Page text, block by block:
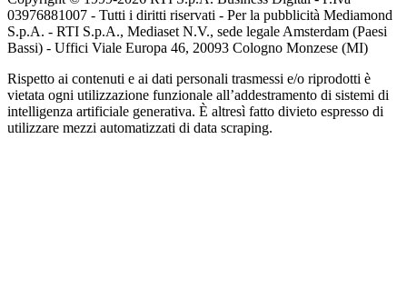
03976881007 - Tutti i diritti riservati - Per la pubblicità Mediamond
S.p.A. - RTI S.p.A., Mediaset N.V., sede legale Amsterdam (Paesi
Bassi) - Uffici Viale Europa 46, 20093 Cologno Monzese (MI)
Rispetto ai contenuti e ai dati personali trasmessi e/o riprodotti è
vietata ogni utilizzazione funzionale all’addestramento di sistemi di
intelligenza artificiale generativa. È altresì fatto divieto espresso di
utilizzare mezzi automatizzati di data scraping.